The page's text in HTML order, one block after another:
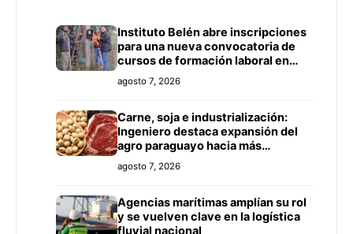
Instituto Belén abre inscripciones
para una nueva convocatoria de
cursos de formación laboral en
Concepción
agosto 7, 2026
Carne, soja e industrialización:
Ingeniero destaca expansión del
agro paraguayo hacia más
mercados
agosto 7, 2026
Agencias marítimas amplían su rol
y se vuelven clave en la logística